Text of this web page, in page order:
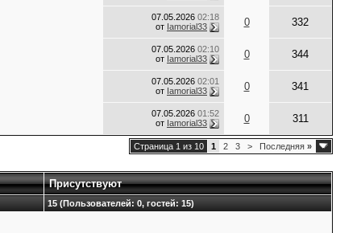
07.05.2026 02:18
от Iamorial33 0 332
07.05.2026 02:10
от Iamorial33 0 344
07.05.2026 02:01
от Iamorial33 0 341
07.05.2026 01:52
от Iamorial33 0 311
Страница 1 из 10 1 2 3 > Последняя »
Присутствуют
15 (Пользователей: 0, гостей: 15)